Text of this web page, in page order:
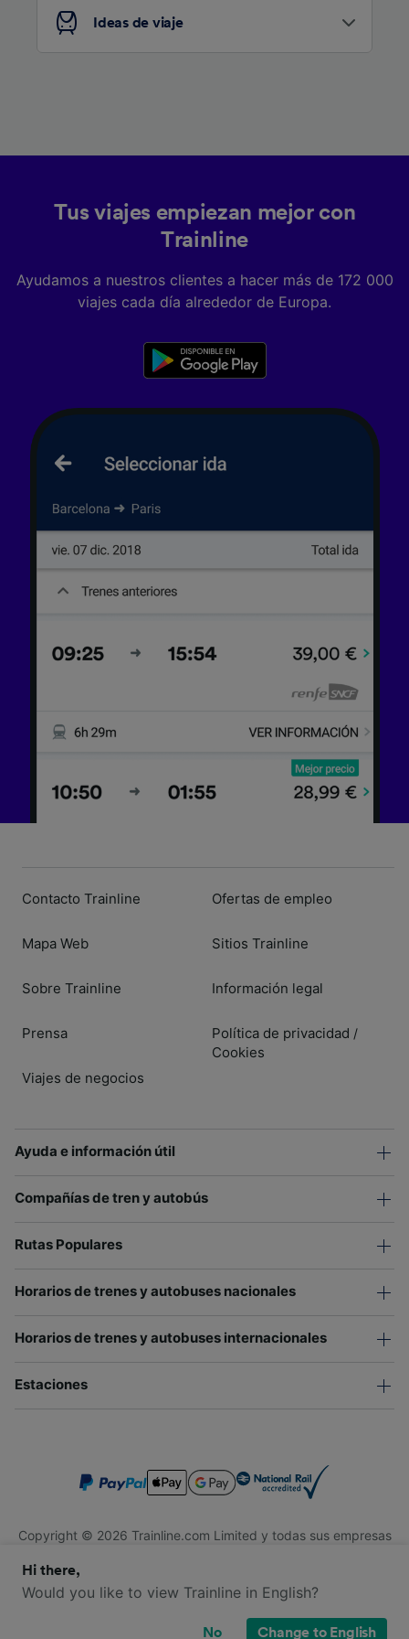
Ideas de viaje
Tus viajes empiezan mejor con
Trainline
Ayudamos a nuestros clientes a hacer más de 172 000
viajes cada día alrededor de Europa.
Contacto Trainline
Mapa Web
Sobre Trainline
Prensa
Viajes de negocios
Ofertas de empleo
Sitios Trainline
Información legal
Política de privacidad /
Cookies
Ayuda e información útil
Compañías de tren y autobús
Rutas Populares
Horarios de trenes y autobuses nacionales
Horarios de trenes y autobuses internacionales
Estaciones
Copyright © 2026 Trainline.com Limited y todas sus empresas
Trainline.com Limited está registrada en Inglaterra y Gales.
Compañía No. 3846791. Dirección: 1 Stonecutter St, Londres
Hi there,
Would you like to view Trainline in English?
No Change to English